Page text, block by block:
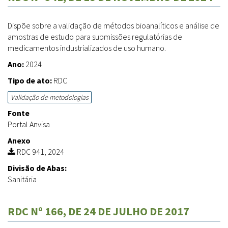
Dispõe sobre a validação de métodos bioanalíticos e análise de
amostras de estudo para submissões regulatórias de
medicamentos industrializados de uso humano.
Ano: 2024
Tipo de ato: RDC
Validação de metodologias
Fonte
Portal Anvisa
Anexo
RDC 941, 2024
Divisão de Abas:
Sanitária
RDC Nº 166, DE 24 DE JULHO DE 2017